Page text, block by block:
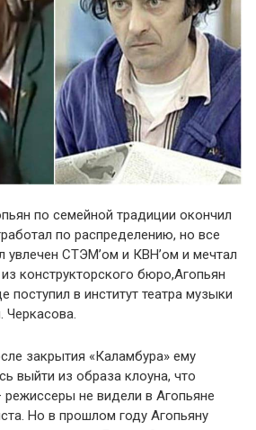
по семейной традиции окончил
по распределению, но все
увлечен СТЭМ’ом и КВН’ом и мечтал
конструкторского бюро,Агопьян
поступил в институт театра музыки
Черкасова.
закрытия «Каламбура» ему
выйти из образа клоуна, что
не видели в Агопьяне
Но в прошлом году Агопьяну